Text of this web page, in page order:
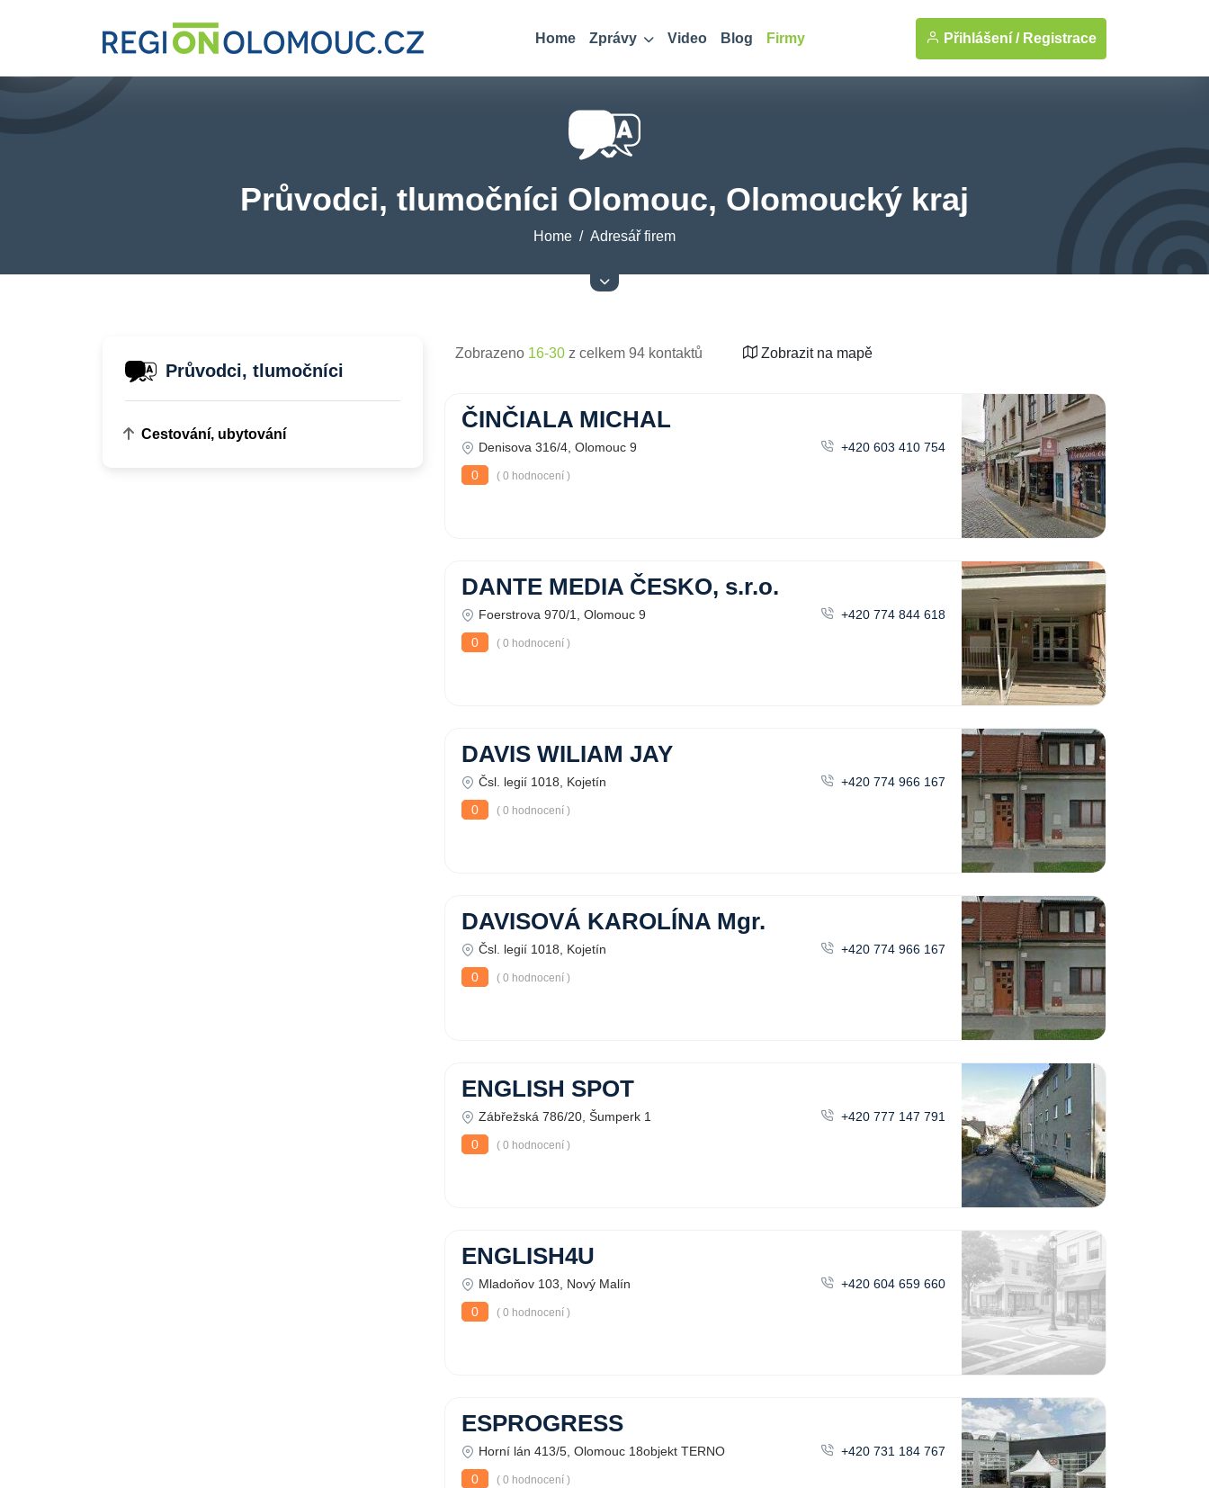
Home Zprávy Video Blog Firmy Přihlášení / Registrace
Průvodci, tlumočníci Olomouc, Olomoucký kraj
Home Adresář firem
Průvodci, tlumočníci
Cestování, ubytování
Zobrazeno 16-30 z celkem 94 kontaktů Zobrazit na mapě
ČINČIALA MICHAL
Denisova 316/4, Olomouc 9
+420 603 410 754
0
( 0 hodnocení )
DANTE MEDIA ČESKO, s.r.o.
Foerstrova 970/1, Olomouc 9
+420 774 844 618
0
( 0 hodnocení )
DAVIS WILIAM JAY
Čsl. legií 1018, Kojetín
+420 774 966 167
0
( 0 hodnocení )
DAVISOVÁ KAROLÍNA Mgr.
Čsl. legií 1018, Kojetín
+420 774 966 167
0
( 0 hodnocení )
ENGLISH SPOT
Zábřežská 786/20, Šumperk 1
+420 777 147 791
0
( 0 hodnocení )
ENGLISH4U
Mladoňov 103, Nový Malín
+420 604 659 660
0
( 0 hodnocení )
ESPROGRESS
Horní lán 413/5, Olomouc 18objekt TERNO
+420 731 184 767
0
( 0 hodnocení )